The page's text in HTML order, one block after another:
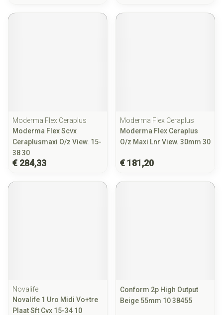
Moderma Flex Ceraplus
Moderma Flex Scvx
Ceraplusmaxi O/z View. 15-
38 30
€ 284,33
Moderma Flex Ceraplus
Moderma Flex Ceraplus
O/z Maxi Lnr View. 30mm 30
€ 181,20
Novalife
Novalife 1 Uro Midi Vo+tre
Plaat Sft Cvx 15-34 10
Conform 2p High Output
Beige 55mm 10 38455